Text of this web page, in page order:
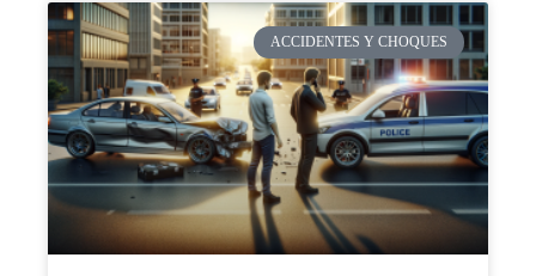
ACCIDENTES Y CHOQUES